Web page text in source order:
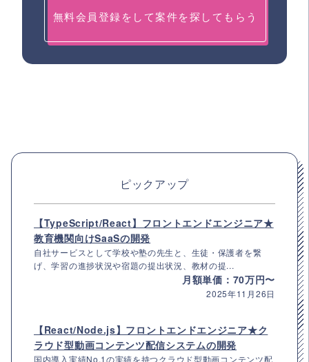
無料会員登録をして案件を探してもらう
ピックアップ
【TypeScript/React】フロントエンドエンジニア★
教育機関向けSaaSの開発
自社サービスとして学校や塾の先生と、生徒・保護者を繋
げ、学習の進捗状況や宿題の提出状況、教材の提...
月額単価：70万円〜
2025年11月26日
【React/Node.js】フロントエンドエンジニア★ク
ラウド型動画コンテンツ配信システムの開発
国内導入実績No.1の実績を持つクラウド型動画コンテンツ配